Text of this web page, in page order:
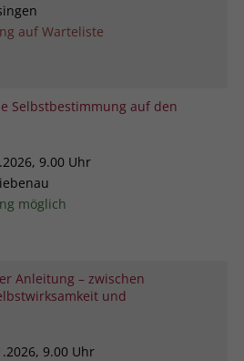
auf Warteliste
Selbstbestimmung auf den
9.00 Uhr
möglich
Anleitung – zwischen
und
9.00 Uhr